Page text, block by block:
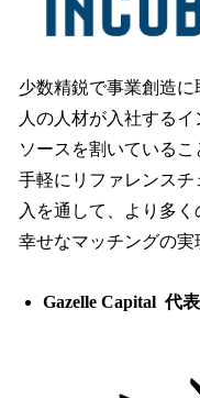
少数精鋭で事業創造
人の人材が入社する
ソースを割いている
手軽にリファレンスチ
入を通して、より多
幸せなマッチングの実
Gazelle Capital 代